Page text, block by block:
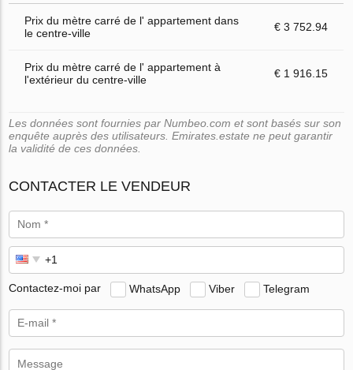
Prix du mètre carré de l' appartement dans
le centre-ville
€ 3 752.94
Prix du mètre carré de l' appartement à
l'extérieur du centre-ville
€ 1 916.15
Les données sont fournies par Numbeo.com et sont basés sur son
enquête auprès des utilisateurs. Emirates.estate ne peut garantir
la validité de ces données.
CONTACTER LE VENDEUR
Contactez-moi par WhatsApp Viber Telegram